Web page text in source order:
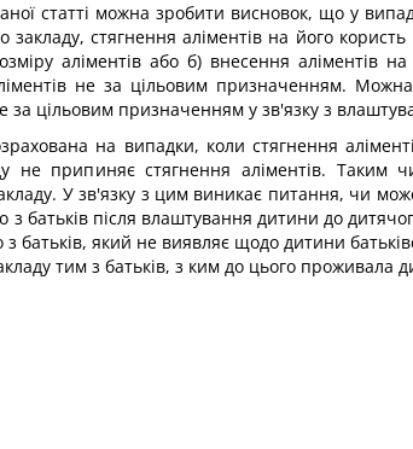
статті можна зробити висновок, що у
стягнення аліментів на його
аліментів або б) внесення аліментів
не за цільовим призначенням.
за цільовим призначенням у зв'язку з
на випадки, коли стягнення
не припиняє стягнення аліментів.
У зв'язку з цим виникає питання, чи
з батьків після влаштування дитини до
з батьків, який не виявляє щодо дитини
тим з батьків, з ким до цього проживала